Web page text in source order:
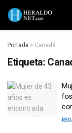
Portada » Canadá
Etiqueta: